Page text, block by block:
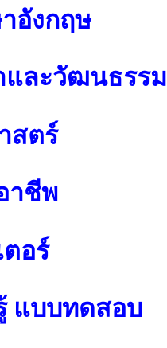
อังกฤษ
และวัฒนธรรม
สตร์
าชีพ
อร์
แบบทดสอบ